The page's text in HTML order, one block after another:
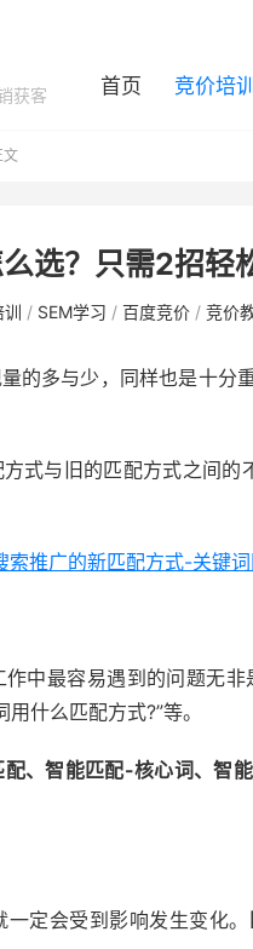
获客
首页 竞价培训
文
选？只需2招轻
训 / SEM学习 / 百度竞价/ 竞价
的多与少，同样也是十分
式与旧的匹配方式之间
索推广的新匹配方式-关键
中最容易遇到的问题无非
什么匹配方式?”等。
、智能匹配-核心词、智
定会受到影响发生变化。